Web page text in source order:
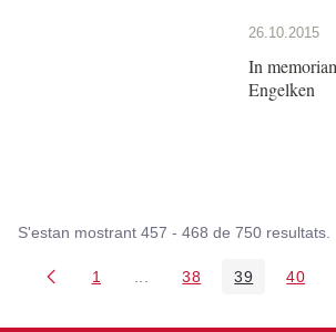
26.10.2015
In
Engelken
S'estan mostrant 457 - 468 de 750 resultats.
Pàgina
1 Pàgines intermèdies
Pàgina
38 Pàgina
39 40